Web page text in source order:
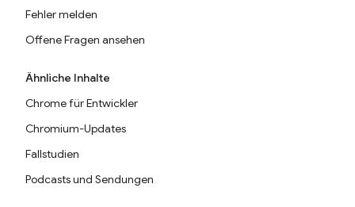
Fehler melden
Offene Fragen ansehen
Ähnliche Inhalte
Chrome für Entwickler
Chromium-Updates
Fallstudien
Podcasts und Sendungen